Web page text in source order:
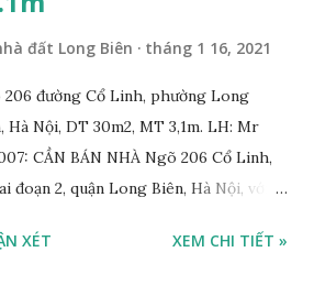
đất Long Biên tháng 1 16, 2021
206 đường Cổ Linh, phường Long
Hà Nội, DT 30m2, MT 3,1m. LH: Mr
CẦN BÁN NHÀ Ngõ 206 Cổ Linh,
đoạn 2, quận Long Biên, Hà Nội, với
rộng 5m, ô tô để trước nhà được; *
XÉT XEM CHI TIẾT »